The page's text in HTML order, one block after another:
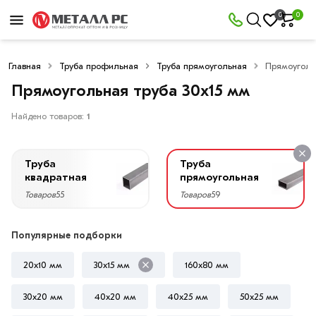
0 0
Главная Труба профильная Труба прямоугольная
Прямоугольная труба 30х15 мм
Найдено товаров: 1
Труба
квадратная
Товаров55
Труба
прямоугольная
Товаров59
Популярные подборки
20x10 мм 30х15 мм 160х80 мм
30х20 мм 40х20 мм 40х25 мм 50х25 мм
Фильтры
×
Со
скидкой
руб.
—
Высота,